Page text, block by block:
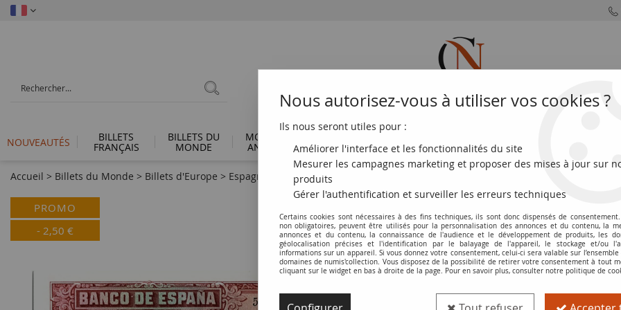
NOUVEAUTÉS BILLETS
FRANÇAIS
BILLETS DU
MONDE
MONNAIES
ANTIQUES FRANÇAISES DU MONDE EUROS
Accueil > Billets du Monde > Billets d'Europe > Espagne Espagne 10 Pesetas Portrait de femme - 1935 - sans série - P.neuf - P.86
PROMO
-2,50 € Billet Espagne 10 Pesetas Portrait de
Réf. :100113858
Nous autorisez-vous à utiliser vos cookies ?
Ils nous seront utiles pour :
Améliorer l'interface et les fonctionnalités du site
Mesurer les campagnes marketing et proposer des mises à jour sur
produits
Gérer l'authentification et surveiller les erreurs techniques
Certains cookies sont nécessaires à des fins techniques, ils sont donc dispensés de
non obligatoires, peuvent être utilisés pour la personnalisation des annonces et du contenu, la
annonces et du contenu, la connaissance de l'audience et le développement de produits, les
géolocalisation précises et l'identification par le balayage de l'appareil, le stockage et/ou
informations sur un appareil. Si vous donnez votre consentement, celui-ci sera valable sur l’ensemble
domaines de numis'collection. Vous disposez de la possibilité de retirer votre consentement à tout
cliquant sur le widget en bas à droite de la page. Pour en savoir plus, consulter notre politique de